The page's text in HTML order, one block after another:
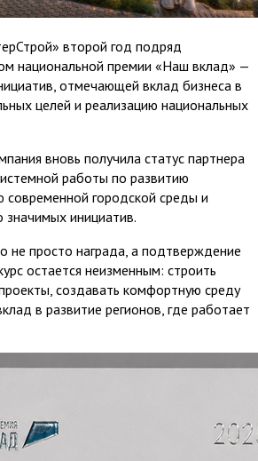
второй год подряд
национальной премии «Наш вклад» —
отмечающей вклад бизнеса в
целей и реализацию национальных
вновь получила статус партнера
работы по развитию
современной городской среды и
значимых инициатив.
не просто награда, а подтверждение
остается неизменным: строить
создавать комфортную среду
в развитие регионов, где работает